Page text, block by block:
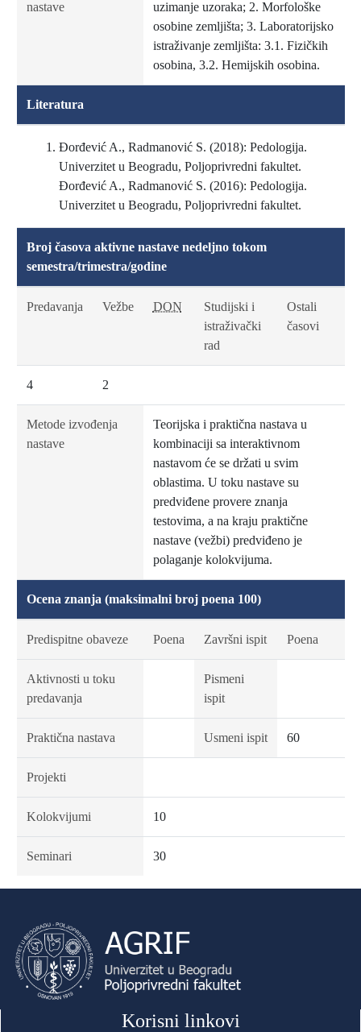
nastave
uzimanje uzoraka; 2. Morfološke
osobine zemljišta; 3. Laboratorijsko
istraživanje zemljišta: 3.1. Fizičkih
osobina, 3.2. Hemijskih osobina.
Literatura
Đorđević A., Radmanović S. (2018): Pedologija.
Univerzitet u Beogradu, Poljoprivredni fakultet.
Đorđević A., Radmanović S. (2016): Pedologija.
Univerzitet u Beogradu, Poljoprivredni fakultet.
Broj časova aktivne nastave nedeljno tokom
semestra/trimestra/godine
Predavanja Vežbe DON
Studijski i
istraživački
rad
Ostali
časovi
4 2
Metode izvođenja
nastave
Teorijska i praktična nastava u
kombinaciji sa interaktivnom
nastavom će se držati u svim
oblastima. U toku nastave su
predviđene provere znanja
testovima, a na kraju praktične
nastave (vežbi) predviđeno je
polaganje kolokvijuma.
Ocena znanja (maksimalni broj poena 100)
Predispitne obaveze Poena Završni ispit Poena
Aktivnosti u toku
predavanja
Pismeni
ispit
Praktična nastava Usmeni ispit 60
Projekti
Kolokvijumi 10
Seminari 30
Korisni linkovi